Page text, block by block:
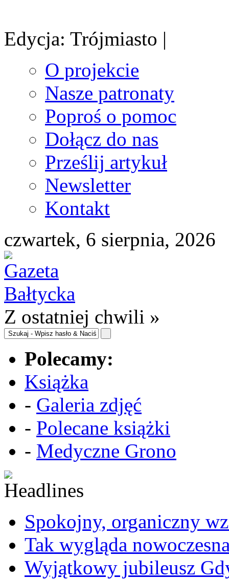
Edycja: Trójmiasto |
O projekcie
Nasze patronaty
Poproś o pomoc
Dołącz do nas
Prześlij artykuł
Newsletter
Kontakt
czwartek, 6 sierpnia, 2026
Z ostatniej chwili »
Polecamy:
Książka
- Galeria zdjęć
- Polecane książki
- Medyczne Grono
Spokojny, organiczny
Tak wygląda
Wyjątkowy jubileusz